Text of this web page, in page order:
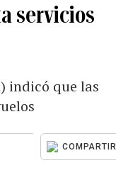
servicios
indicó que las
COMPARTIR